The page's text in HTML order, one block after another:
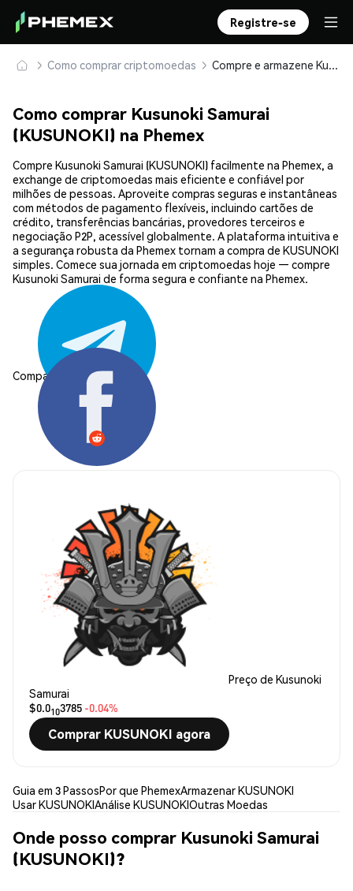
Registre-se
Como comprar criptomoedas Compre e armazene Kusunoki Samurai (KUSUNOKI) com segurança
Como comprar Kusunoki Samurai
(KUSUNOKI) na Phemex
Compre Kusunoki Samurai (KUSUNOKI) facilmente na Phemex, a
exchange de criptomoedas mais eficiente e confiável por
milhões de pessoas. Aproveite compras seguras e instantâneas
com métodos de pagamento flexíveis, incluindo cartões de
crédito, transferências bancárias, provedores terceiros e
negociação P2P, acessível globalmente. A plataforma intuitiva e
a segurança robusta da Phemex tornam a compra de KUSUNOKI
simples. Comece sua jornada em criptomoedas hoje — compre
Kusunoki Samurai de forma segura e confiante na Phemex.
Compartilhar:
Preço de Kusunoki
Samurai
$0.0103785 -0.04%
Comprar KUSUNOKI agora
Guia em 3 PassosPor que PhemexArmazenar KUSUNOKI
Usar KUSUNOKIAnálise KUSUNOKIOutras Moedas
Onde posso comprar Kusunoki Samurai
(KUSUNOKI)?